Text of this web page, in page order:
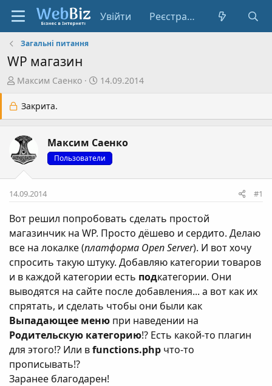
Увійти Реєстрація
Загальні питання
WP магазин
А
т
о
т
е
и
Максим Саенко
Д
а
т
в
о
р
н
я
14.09.2014
Закрита.
Максим Саенко
Пользователи
14.09.2014 #1
Вот решил попробовать сделать простой
магазинчик на WP. Просто дёшево и сердито. Делаю
все на локалке (платформа Open Server). И вот хочу
спросить такую штуку. Добавляю категории товаров
и в каждой категории есть подкатегории. Они
выводятся на сайте после добавления... а вот как их
спрятать, и сделать чтобы они были как
Выпадающее меню при наведении на
Родительскую категорию!? Есть какой-то плагин
для этого!? Или вfunctions.php что-то
прописывать!?
Заранее благодарен!